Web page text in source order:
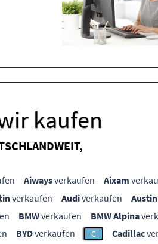
kaufen
Aiwaysverkaufen Aixam
verkaufen Audiverkaufen Austin
BMWverkaufen BMW Alpina
BYDverkaufen C Cadillac